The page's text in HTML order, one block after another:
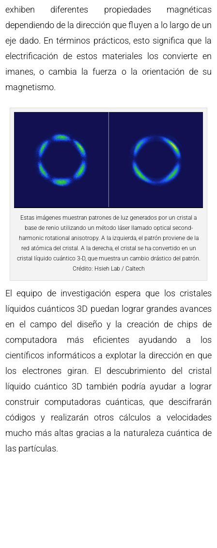
exhiben diferentes propiedades magnéticas
dependiendo de la dirección que fluyen a lo largo de un
eje dado. En términos prácticos, esto significa que la
electrificación de estos materiales los convierte en
imanes, o cambia la fuerza o la orientación de su
magnetismo.
Estas imágenes muestran patrones de luz generados por un cristal a
base de renio utilizando un método láser llamado optical second-
harmonic rotational anisotropy. A la izquierda, el patrón proviene de la
red atómica del cristal. A la derecha, el cristal se ha convertido en un
cristal líquido cuántico 3-D, que muestra un cambio drástico del patrón.
Crédito: Hsieh Lab / Caltech
El equipo de investigación espera que los cristales
líquidos cuánticos 3D puedan lograr grandes avances
en el campo del diseño y la creación de chips de
computadora más eficientes ayudando a los
científicos informáticos a explotar la dirección en que
los electrones giran. El descubrimiento del cristal
líquido cuántico 3D también podría ayudar a lograr
construir computadoras cuánticas, que descifrarán
códigos y realizarán otros cálculos a velocidades
mucho más altas gracias a la naturaleza cuántica de
las partículas.